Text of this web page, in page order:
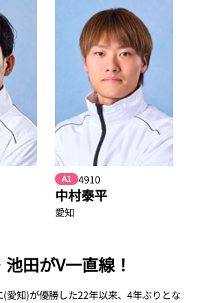
A1 4910
中村泰平
愛知
田がV一直線！
愛知)が優勝した22年以来、4年ぶりとな